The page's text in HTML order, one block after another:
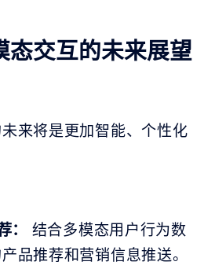
态交互的未来展望
来将是更加智能、个性化
结合多模态用户行为数
品推荐和营销信息推送。